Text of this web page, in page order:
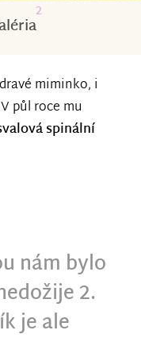
2
miminko, i
půl roce mu
spinální
nám bylo
2.
je ale